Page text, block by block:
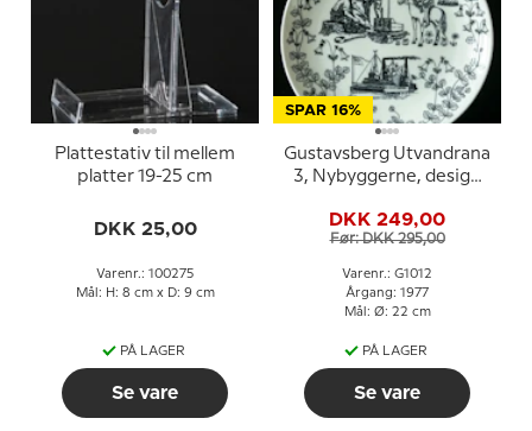
Plattestativ til mellem
platter 19-25 cm
DKK 25,00
Varenr.: 100275
Mål: H: 8 cm x D: 9 cm
PÅ LAGER
Se vare
SPAR 16%
Gustavsberg Utvandrana
3, Nybyggerne, design
DKK 249,00
Før: DKK 295,00
Varenr.: G1012
Årgang: 1977
Mål: Ø: 22 cm
PÅ LAGER
Se vare